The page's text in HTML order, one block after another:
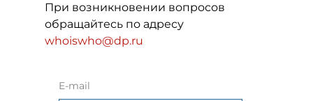
При возникновении вопросов
обращайтесь по адресу
whoiswho@dp.ru
E-mail